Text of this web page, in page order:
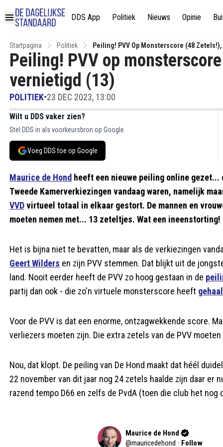
DDS App Politiek Nieuws Opinie
Startpagina Politiek Peiling! PVV Op Monsterscore (48
Peiling! PVV op
vernietigd (13)
POLITIEK•23 DEC 2023, 13:00
Wilt u DDS vaker zien?
Stel DDS in als voorkeursbron op Google.
Voeg DDS toe op Google
Maurice de Hond heeft een nieuwe peiling online
Tweede Kamerverkiezingen vandaag waren, namelijk
VVDvirtueel totaal in elkaar gestort. De mannen en
moeten nemen met... 13 zeteltjes. Wat een ineenstorting!
Het is bijna niet te bevatten, maar als de verkiezingen
Geert Wilders en zijn PVV stemmen. Dat blijkt uit de
land. Nooit eerder heeft de PVV zo hoog gestaan in de
partij dan ook - die zo'n virtuele monsterscore heeft
Voor de PVV is dat een enorme, ontzagwekkende score.
verliezers moeten zijn. Die extra zetels van de PVV
Nou, dat klopt. De peiling van De Hond maakt dat héél
22 november van dit jaar nog 24 zetels haalde zijn daar er
razend tempo D66 en zelfs de PvdA (toen die club het
Maurice de Hond
@mauricedehond · Follow